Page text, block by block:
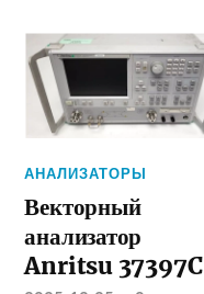
АНАЛИЗАТОРЫ
Векторный
анализатор
Anritsu 37397C